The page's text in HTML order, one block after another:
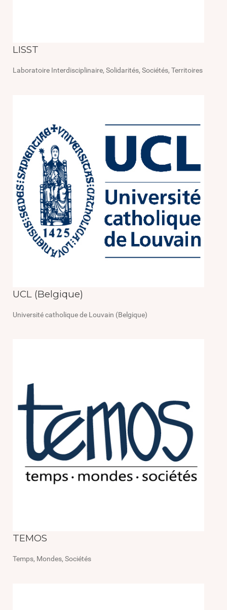
LISST
Laboratoire Interdisciplinaire, Solidarités, Sociétés, Territoires
UCL (Belgique)
Université catholique de Louvain (Belgique)
TEMOS
Temps, Mondes, Sociétés